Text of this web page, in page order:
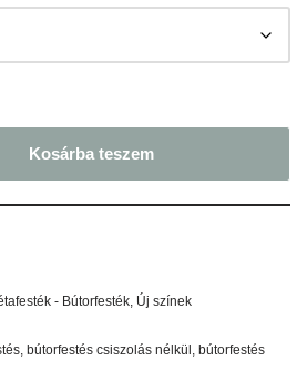
Kosárba teszem
- Bútorfesték, Új színek
, bútorfestés csiszolás nélkül, bútorfestés